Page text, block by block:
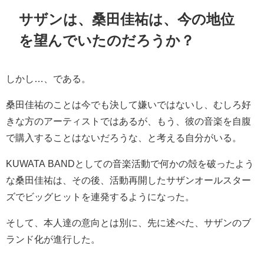
サザンは、桑田佳祐は、今の地位
を望んでいたのだろうか？
しかし…、である。
桑田佳祐のことは今でも決して嫌いではないし、むしろ好
きな方のアーティストではあるが、もう、彼の音楽を自腹
で購入することはないだろうな、と考える自分がいる。
KUWATA BANDとしての音楽活動で何かの殻を破ったよう
な桑田佳祐は、その後、活動再開したサザンオールスター
ズでビッグヒットを連発するようになった。
そして、本人達の意向とは別に、先に述べた、サザンのブ
ランド化が進行した。